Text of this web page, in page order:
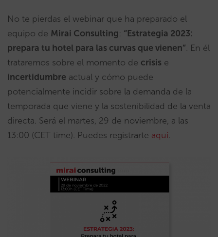
No te pierdas el webinar que ha preparado el
equipo de Mirai Consulting: “Estrategia 2023:
prepara tu hotel para las curvas que vienen”. En él
trataremos sobre el momento de crisis e
incertidumbre actual y cómo puede
potencialmente incidir sobre la demanda de la
temporada que viene y la sostenibilidad de la venta
directa. Será el martes, 29 de noviembre, a las
13:00 (CET time). Puedes registrarte aquí.